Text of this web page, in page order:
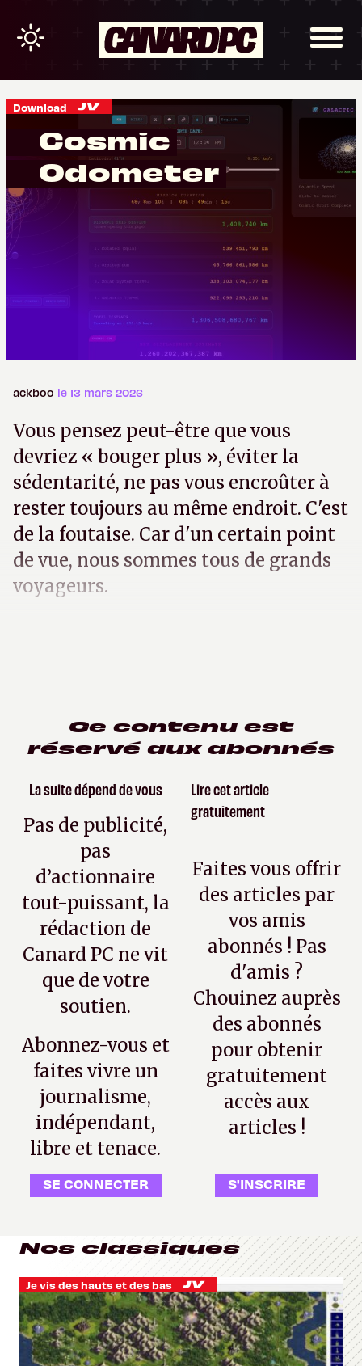
Download
Cosmic
Odometer
ackboo le 13 mars 2026
Vous pensez peut-être que vous
devriez « bouger plus », éviter la
sédentarité, ne pas vous encroûter à
rester toujours au même endroit. C'est
de la foutaise. Car d'un certain point
de vue, nous sommes tous de grands
voyageurs.
Ce contenu est
réservé aux abonnés
La suite dépend de vous
Pas de publicité,
pas
d’actionnaire
tout-puissant, la
rédaction de
Canard PC ne vit
que de votre
soutien.
Abonnez-vous et
faites vivre un
journalisme,
indépendant,
libre et tenace.
SE CONNECTER
Lire cet article
gratuitement
Faites vous offrir
des articles par
vos amis
abonnés ! Pas
d'amis ?
Chouinez auprès
des abonnés
pour obtenir
gratuitement
accès aux
articles !
S'INSCRIRE
Nos classiques
Je vis des hauts et des bas